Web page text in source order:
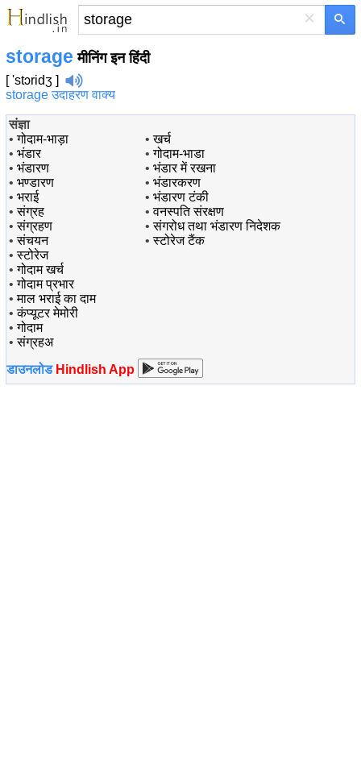
×
storage मीनिंग इन हिंदी
[ 'stɔridʒ ]
storage उदाहरण वाक्य
संज्ञा
•गोदाम-भाड़ा
• भंडार
• भंडारण
• भण्डारण
• भराई
•संग्रह
•संग्रहण
•संचयन
•स्टोरेज
•गोदाम खर्च
•गोदाम प्रभार
•माल भराई का दाम
•कंप्यूटर मेमोरी
•गोदाम
•संग्रहअ
•खर्च
•गोदाम-भाडा
• भंडार में रखना
• भंडारकरण
• भंडारण टंकी
•वनस्पति संरक्षण
•संगरोध तथा भंडारण निदेशक
•स्टोरेज टैंक
डाउनलोड Hindlish App